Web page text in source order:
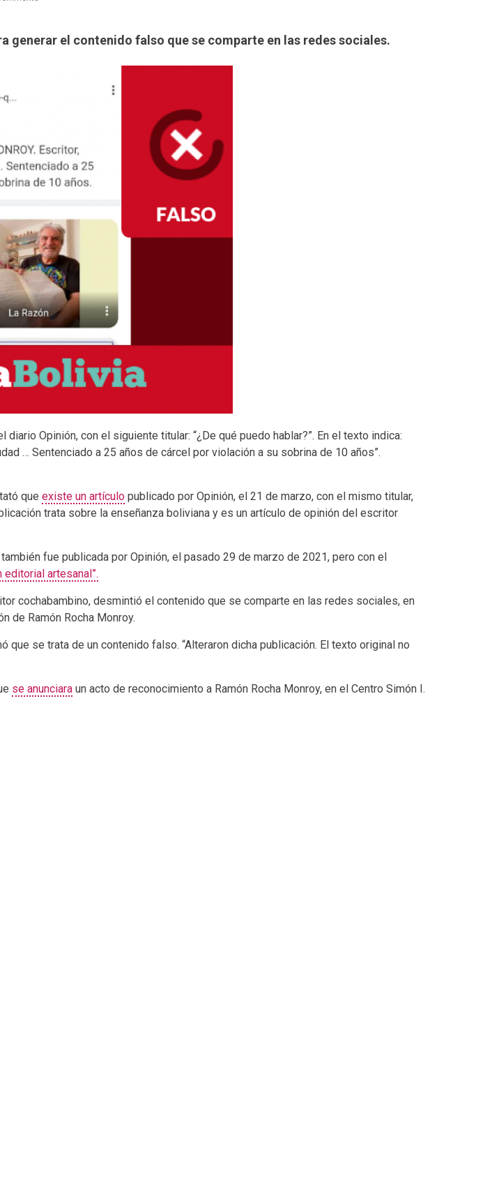
generar el contenido falso que se comparte en las redes sociales.
Opinión, con el siguiente titular: “¿De qué puedo hablar?”. En el texto indica:
… Sentenciado a 25 años de cárcel por violación a su sobrina de 10 años”.
que existe un artículo publicado por Opinión, el 21 de marzo, con el mismo titular,
trata sobre la enseñanza boliviana y es un artículo de opinión del escritor
fue publicada por Opinión, el pasado 29 de marzo de 2021, pero con el
editorial artesanal”.
cochabambino, desmintió el contenido que se comparte en las redes sociales, en
de Ramón Rocha Monroy.
se trata de un contenido falso. “Alteraron dicha publicación. El texto original no
se anunciara un acto de reconocimiento a Ramón Rocha Monroy, en el Centro Simón I.